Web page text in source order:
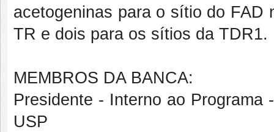
acetogeninas para o sítio do FAD
TR e dois para os sítios da TDR1.
MEMBROS DA BANCA:
Presidente - Interno ao Programa
USP